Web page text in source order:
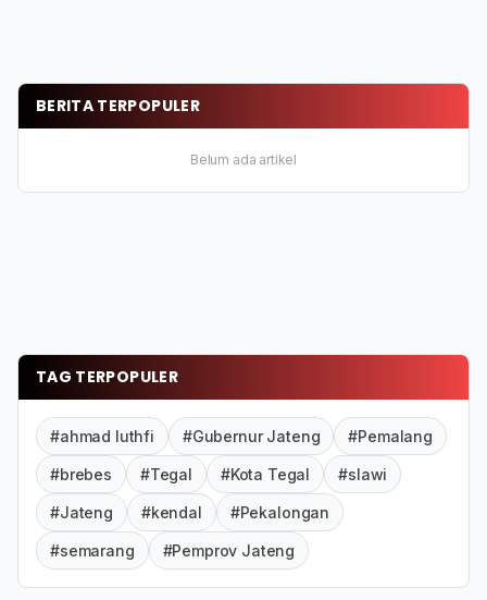
BERITA TERPOPULER
Belum ada artikel
TAG TERPOPULER
#ahmad luthfi #Gubernur Jateng #Pemalang
#brebes #Tegal #Kota Tegal #slawi
#Jateng #kendal #Pekalongan
#semarang #Pemprov Jateng